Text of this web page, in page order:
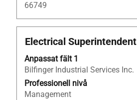
66749
Titel
Electrical Superintendent
Anpassat fält 1
Bilfinger Industrial Services Inc.
Professionell nivå
Management
Klicka
blankstegstangenten
för
att
visa